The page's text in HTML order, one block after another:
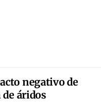
negativo de
áridos